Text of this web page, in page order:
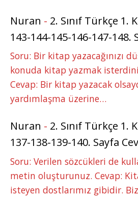
Nuran - 2. Sınıf Türkçe 1.
143-144-145-146-147-148.
Soru: Bir kitap yazacağınızı
konuda kitap yazmak
Cevap: Bir kitap yazacak
yardımlaşma üzerine…
Nuran - 2. Sınıf Türkçe 1.
137-138-139-140. Sayfa
Soru: Verilen sözcükleri de
metin oluşturunuz. Cevap:
isteyen dostlarımız gibidir.